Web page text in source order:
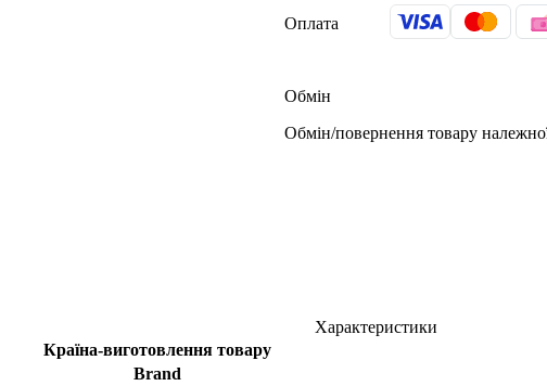
Оплата
Обмін
Обмін/повернення товару
Характеристики
Країна-виготовлення товару
Brand